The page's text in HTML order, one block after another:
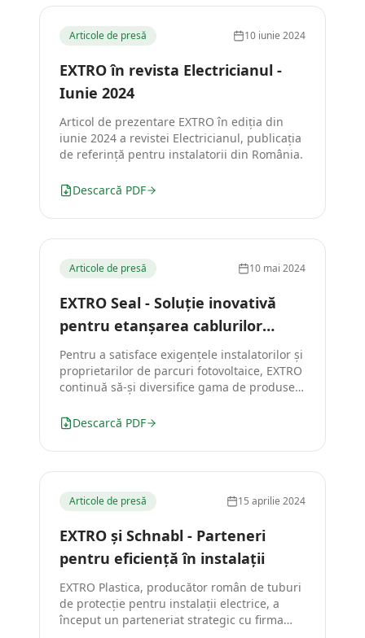
Articole de presă 10 iunie 2024
EXTRO în revista Electricianul -
Iunie 2024
Articol de prezentare EXTRO în ediția din
iunie 2024 a revistei Electricianul, publicația
de referință pentru instalatorii din România.
Descarcă PDF
Articole de presă 10 mai 2024
EXTRO Seal - Soluție inovativă
pentru etanșarea cablurilor
solare
Pentru a satisface exigențele instalatorilor și
proprietarilor de parcuri fotovoltaice, EXTRO
continuă să-și diversifice gama de produse
Descarcă PDF
Articole de presă 15 aprilie 2024
EXTRO și Schnabl - Parteneri
pentru eficiență în instalații
EXTRO Plastica, producător român de tuburi
de protecție pentru instalații electrice, a
început un parteneriat strategic cu firma